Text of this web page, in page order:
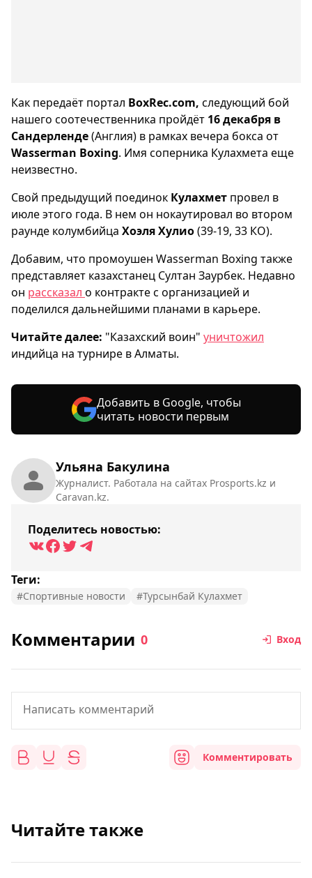
Ульяна Бакулина
Журналист. Работала на сайтах Prosports.kz и
Caravan.kz.
Поделитесь новостью:
Теги:
#Спортивные новости #Турсынбай Кулахмет
Как передаёт портал BoxRec.com, следующий бой
нашего соотечественника пройдёт 16 декабря в
Сандерленде(Англия) в рамках вечера бокса от
Wasserman Boxing. Имя соперника Кулахмета еще
неизвестно.
Свой предыдущий поединок Кулахмет провел в
июле этого года. В нем он нокаутировал во втором
раунде колумбийца Хоэля Хулио(39-19, 33 КО).
Добавим, что промоушен Wasserman Boxing также
представляет казахстанец Султан Заурбек. Недавно
он рассказал о контракте с организацией и
поделился дальнейшими планами в карьере.
Читайте далее: "Казахский воин" уничтожил
индийца на турнире в Алматы.
Добавить в Google, чтобы
читать новости первым
Комментарии 0 Вход
Комментировать
Читайте также